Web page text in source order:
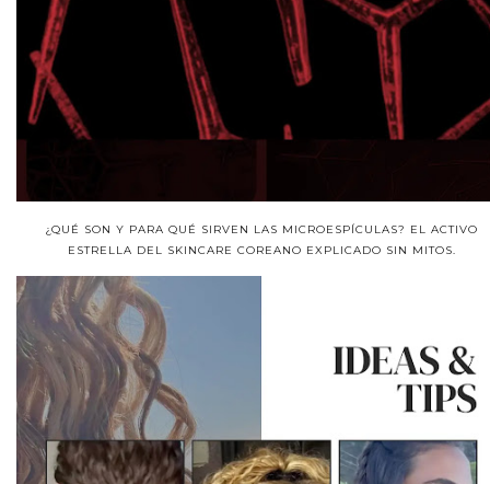
¿QUÉ SON Y PARA QUÉ SIRVEN LAS MICROESPÍCULAS? EL ACTIVO
ESTRELLA DEL SKINCARE COREANO EXPLICADO SIN MITOS.